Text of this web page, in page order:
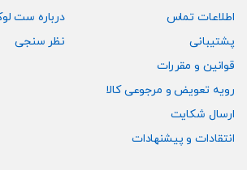
اطلاعات تماس
پشتیبانی
قوانین و مقررات
رویه تعویض و مرجوعی کالا
ارسال شکایت
انتقادات و پیشنهادات
درباره ست
نظر سنجی